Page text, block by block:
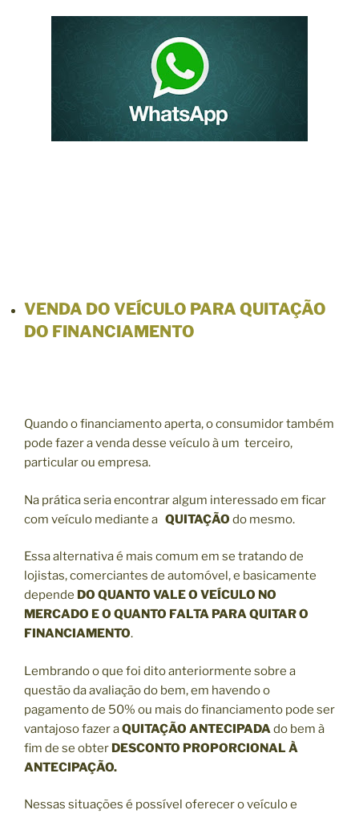
VENDA DO VEÍCULO PARA QUITAÇÃO
DO FINANCIAMENTO
Quando o financiamento aperta, o consumidor também
pode fazer a venda desse veículo à um terceiro,
particular ou empresa.
Na prática seria encontrar algum interessado em ficar
com veículo mediante a QUITAÇÃO do mesmo.
Essa alternativa é mais comum em se tratando de
lojistas, comerciantes de automóvel, e basicamente
depende DO QUANTO VALE O VEÍCULO NO
MERCADO E O QUANTO FALTA PARA QUITAR O
FINANCIAMENTO.
Lembrando o que foi dito anteriormente sobre a
questão da avaliação do bem, em havendo o
pagamento de 50% ou mais do financiamento pode ser
vantajoso fazer aQUITAÇÃO ANTECIPADAdo bem à
fim de se obter DESCONTO PROPORCIONAL À
ANTECIPAÇÃO.
Nessas situações é possível oferecer o veículo e